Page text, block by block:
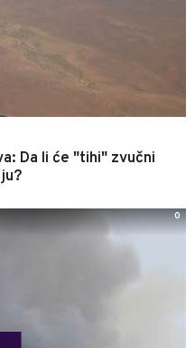
Da li će "tihi" zvučni
0